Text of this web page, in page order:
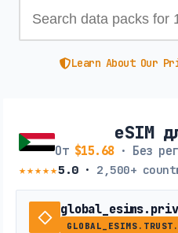
Learn About Our
eSIM
От $15.68· Без
★★★★★5.0· 2,500+